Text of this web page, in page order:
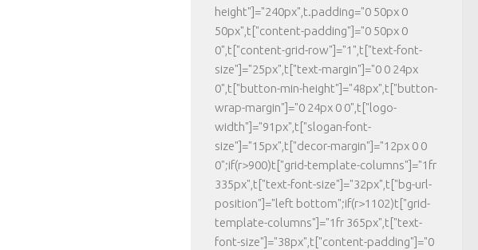
height"]="240px",t.padding="0 50px 0
50px",t["content-padding"]="0 50px 0
0",t["content-grid-row"]="1",t["text-font-
size"]="25px",t["text-margin"]="0 0 24px
0",t["button-min-height"]="48px",t["button-
wrap-margin"]="0 24px 0 0",t["logo-
width"]="91px",t["slogan-font-
size"]="15px",t["decor-margin"]="12px 0 0
0";if(r>900)t["grid-template-columns"]="1fr
335px",t["text-font-size"]="32px",t["bg-url-
position"]="left bottom";if(r>1102)t["grid-
template-columns"]="1fr 365px",t["text-
font-size"]="38px",t["content-padding"]="0